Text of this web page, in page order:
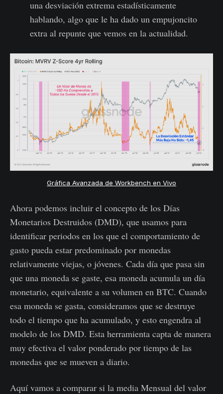
una desviación extrema estadísticamente
hablando, algo que le ha dado un empujoncito
extra al repunte que vemos en la actualidad.
Gráfica Avanzada de Workbench en Vivo
Ahora podemos incluir el concepto de los Días
Monetarios Destruidos (DMD), que usamos para
identificar periodos en los que el comportamiento de
gasto pueda estar predominado por monedas
relativamente viejas, o jóvenes. Cada día que pasa sin
que una moneda se gaste, esa moneda acumula un día
monetario, equivalente a su volumen en BTC. Cuando
esa moneda se gasta, consideramos que se destruye
todo el tiempo que ha acumulado, y esto engendra al
modelo de los DMD. Esta herramienta capta de manera
muy efectiva el valor ponderado por tiempo de las
monedas que se mueven a diario.
Aquí vamos a comparar si la media Mensual del valor